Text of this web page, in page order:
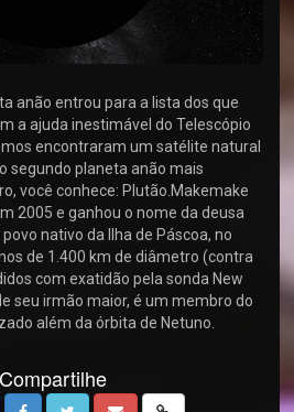
anão entrou para a lista dos que
a ajuda inestimável do Telescópio
encontraram um satélite natural
segundo planeta anão mais
você conhece: Plutão.Makemake
2005 e ganhou o nome da deusa
nativo da Ilha de Páscoa, no
de 1.400 km de diâmetro (contra
com exatidão pela sonda New
seu irmão maior, é um membro do
além da órbita de Netuno.